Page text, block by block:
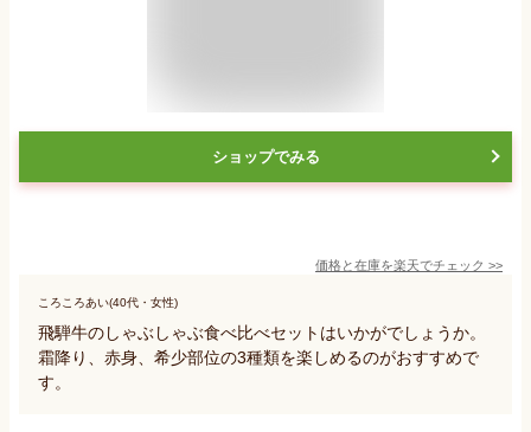
ショップでみる
価格と在庫を楽天でチェック >>
ころころあい(40代・女性)
飛騨牛のしゃぶしゃぶ食べ比べセットはいかがでしょうか。
霜降り、赤身、希少部位の3種類を楽しめるのがおすすめで
す。